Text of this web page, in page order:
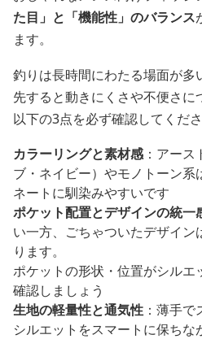
た目」と「機能性」のバランス
ます。
釣りは長時間にわたる場面が
先すると動きにくさや不便さに
以下の3点を必ず確認してくださ
カラーリングと素材感：アース
ブ・ネイビー）やモノトーン系
ネートに馴染みやすいです
ポケット配置とデザインの統一
い一方、ごちゃついたデザイ
ります。
ポケットの形状・位置がシルエ
確認しましょう
生地の軽量性と通気性 ：薄手で
シルエットをスマートに保ち